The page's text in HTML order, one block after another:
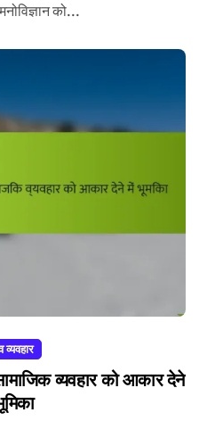
को...
व्यवहार
व्यवहार को आकार देने